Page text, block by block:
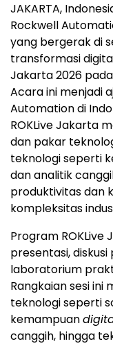
JAKARTA,
Rockwell
yang bergerak di
transformasi
Jakarta 2026
Acara ini menjadi
Automation di
ROKLive Jakarta
dan pakar
teknologi seperti
dananalitik
produktivitas dan
kompleksitas
Program ROKLive
presentasi,
laboratorium
Rangkaian sesi
teknologi seperti
kemampuan
canggih, hingga